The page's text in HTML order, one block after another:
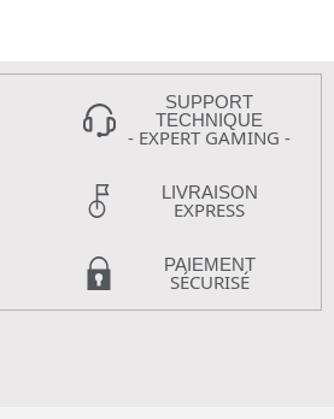
SUPPORT
TECHNIQUE
- EXPERT GAMING -
LIVRAISON
EXPRESS
PAIEMENT
SÉCURISÉ